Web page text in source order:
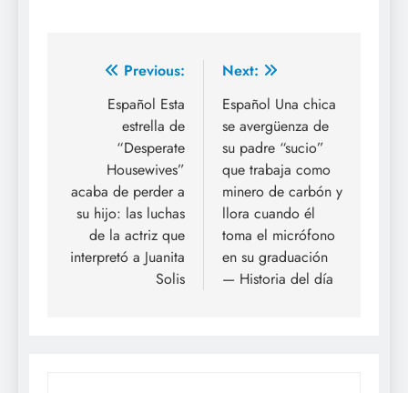
Previous:
Español Esta
estrella de
“Desperate
Housewives”
acaba de perder a
su hijo: las luchas
de la actriz que
interpretó a Juanita
Solis
Next:
Español Una chica
se avergüenza de
su padre “sucio”
que trabaja como
minero de carbón y
llora cuando él
toma el micrófono
en su graduación
— Historia del día